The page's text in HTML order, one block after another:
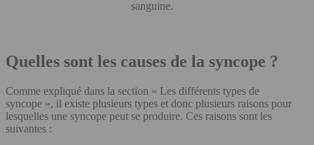
sanguine.
Quelles sont les causes de la syncope ?
Comme expliqué dans la section « Les différents types de
syncope », il existe plusieurs types et donc plusieurs raisons pour
lesquelles une syncope peut se produire. Ces raisons sont les
suivantes :